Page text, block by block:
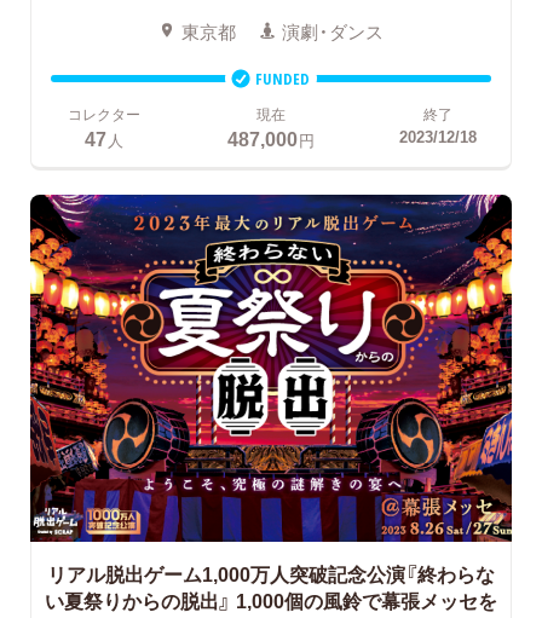
東京都 演劇・ダンス
FUNDED
コレクター
47人
現在
487,000円
終了
2023/12/18
リアル脱出ゲーム1,000万人突破記念公演『終わらな
い夏祭りからの脱出』 1,000個の風鈴で幕張メッセを